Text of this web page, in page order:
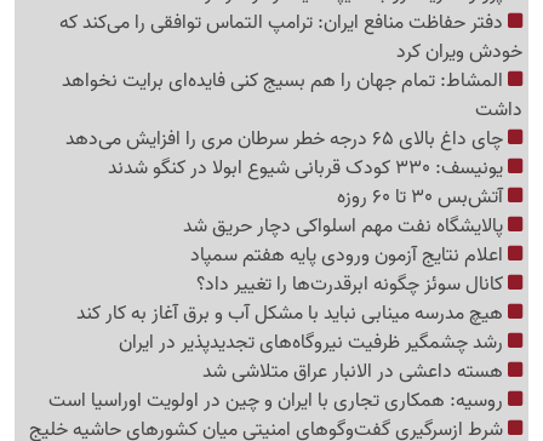
دفتر حفاظت منافع ایران: ترامپ التماس توافقی را می‌کند که
خودش ویران کرد
المشاط: تمام جهان را هم بسیج کنی فایده‌ای برایت نخواهد
داشت
چای داغ بالای 65 درجه خطر سرطان مری را افزایش می‌دهد
یونیسف: 330 کودک قربانی شیوع ابولا در کنگو شدند
آتش‌بس 30 تا 60 روزه
پالایشگاه نفت مهم اسلواکی دچار حریق شد
اعلام نتایج آزمون ورودی پایه هفتم سمپاد
کانال سوئز چگونه ابرقدرت‌ها را تغییر داد؟
هیچ مدرسه مینابی نباید با مشکل آب و برق آغاز به کار کند
رشد چشمگیر ظرفیت نیروگاه‌های تجدیدپذیر در ایران
هسته داعشی در الانبار عراق متلاشی شد
روسیه: همکاری تجاری با ایران و چین در اولویت اوراسیا است
شرط ازسرگیری گفت‌وگوهای امنیتی میان کشورهای حاشیه خلیج